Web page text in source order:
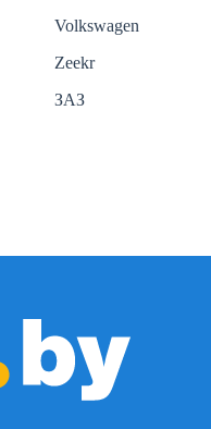
Volkswagen
Zeekr
ЗАЗ